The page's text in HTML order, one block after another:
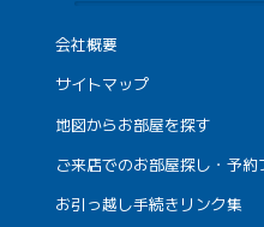
会社概要
サイトマップ
地図からお部屋を探す
ご来店でのお部屋探し・予約
お引っ越し手続きリンク集